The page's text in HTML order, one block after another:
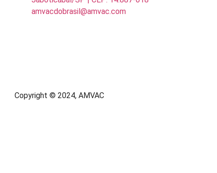
amvacdobrasil@amvac.com
Copyright © 2024, AMVAC